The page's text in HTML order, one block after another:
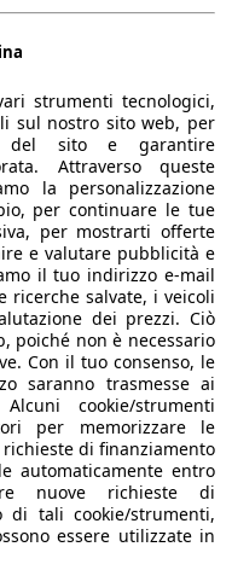
per la correttezza
Torna su
auto europeo.
strumenti tecnologici,
sul nostro sito web, per
del sito e garantire
Attraverso queste
la personalizzazione
per continuare le tue
per mostrarti offerte
e valutare pubblicità e
il tuo indirizzo e-mail
ricerche salvate, i veicoli
dei prezzi. Ciò
poiché non è necessario
Con il tuo consenso, le
saranno trasmesse ai
cookie/strumenti
per memorizzare le
di finanziamento
automaticamente entro
nuove richieste di
di tali cookie/strumenti,
essere utilizzate in